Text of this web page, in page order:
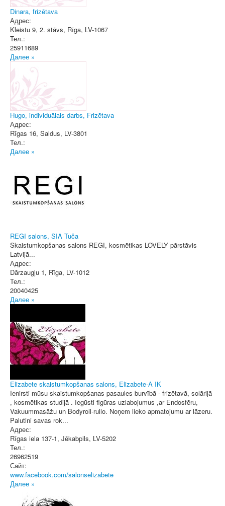
Dinara, frizētava
Адрес:
Kleistu 9, 2. stāvs, Rīga, LV-1067
Тел.:
25911689
Далее »
Hugo, individuālais darbs, Frizētava
Адрес:
Rīgas 16, Saldus, LV-3801
Тел.:
Далее »
REGI salons, SIA Tuča
Skaistumkopšanas salons REGI, kosmētikas LOVELY pārstāvis
Latvijā...
Адрес:
Dārzaugļu 1, Rīga, LV-1012
Тел.:
20040425
Далее »
Elizabete skaistumkopšanas salons, Elizabete-A IK
Ienirsti mūsu skaistumkopšanas pasaules burvībā - frizētavā, solārijā
, kosmētikas studijā . Iegūsti figūras uzlabojumus ,ar Endosfēru,
Vakuummasāžu un Bodyroll-rullo. Noņem lieko apmatojumu ar lāzeru.
Palutini savas rok...
Адрес:
Rīgas iela 137-1, Jēkabpils, LV-5202
Тел.:
26962519
Сайт:
www.facebook.com/salonselizabete
Далее »